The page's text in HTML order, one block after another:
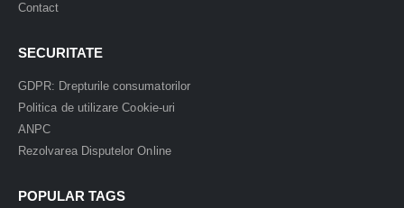
Contact
SECURITATE
GDPR: Drepturile consumatorilor
Politica de utilizare Cookie-uri
ANPC
Rezolvarea Disputelor Online
POPULAR TAGS